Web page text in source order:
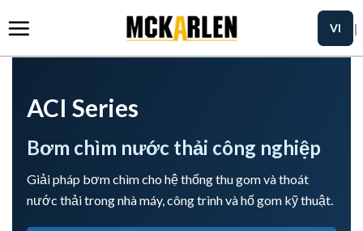
to
ACI Series
Bơm chìm nước thải công nghiệp
Giải pháp bơm chìm cho hệ thống thu gom và thoát
nước thải trong nhà máy, công trình và hố gom kỹ thuật.